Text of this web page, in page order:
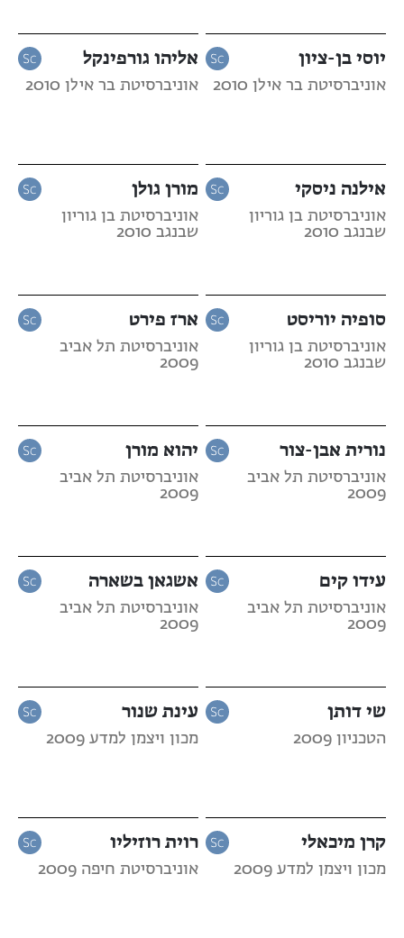
יוסי בן-ציון
אוניברסיטת בר אילן 2010
אליהו גורפינקל
אוניברסיטת בר אילן 2010
אילנה ניסקי
אוניברסיטת בן גוריון
שבנגב 2010
מורן גולן
אוניברסיטת בן גוריון
שבנגב 2010
סופיה יוריסט
אוניברסיטת בן גוריון
שבנגב 2010
ארז פירט
אוניברסיטת תל אביב
2009
נורית אבן-צור
אוניברסיטת תל אביב
2009
יהוא מורן
אוניברסיטת תל אביב
2009
עידו קים
אוניברסיטת תל אביב
2009
אשגאן בשארה
אוניברסיטת תל אביב
2009
שי דותן
הטכניון 2009
עינת שנור
מכון ויצמן למדע 2009
קרן מיכאלי
מכון ויצמן למדע 2009
רוית רוזיליו
אוניברסיטת חיפה 2009